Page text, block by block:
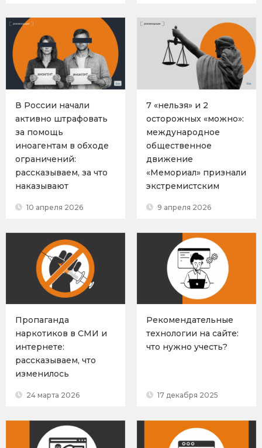
В России начали
активно штрафовать
за помощь
иноагентам в обходе
ограничений:
рассказываем, за что
наказывают
10 апреля 2026
7 «нельзя» и 2
осторожных «можно»:
международное
общественное
движение
«Мемориал» признали
экстремистским
9 апреля 2026
Пропаганда
наркотиков в СМИ и
интернете:
рассказываем, что
изменилось
24 марта 2026
Рекомендательные
технологии на сайте:
что нужно учесть?
17 декабря 2025